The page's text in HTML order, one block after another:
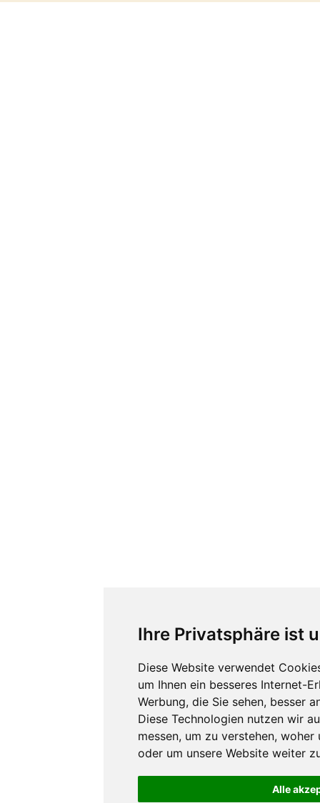
Ihre Privatsphäre ist
Diese Website verwendet
um Ihnen ein besseres Internet-
Werbung, die Sie sehen, besser
Diese Technologien nutzen wir
messen, um zu verstehen, woher
oder um unsere Website weiter
Alle